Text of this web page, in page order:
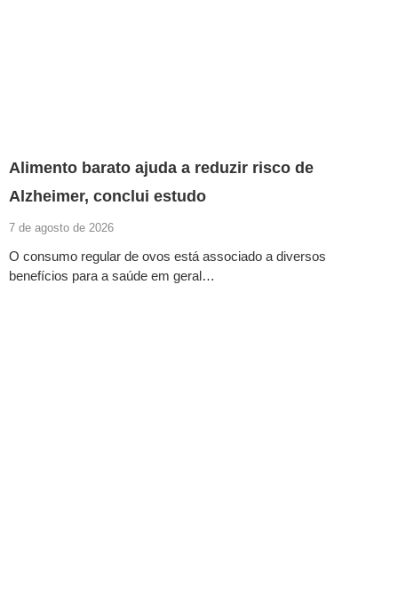
Alimento barato ajuda a reduzir risco de
Alzheimer, conclui estudo
7 de agosto de 2026
O consumo regular de ovos está associado a diversos
benefícios para a saúde em geral…